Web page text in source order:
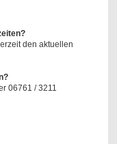
den aktuellen
06761 / 3211